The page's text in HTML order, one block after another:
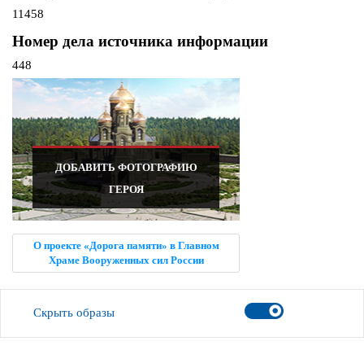
11458
Номер дела источника информации
448
ДОБАВИТЬ ФОТОГРАФИЮ
ГЕРОЯ
О проекте «Дорога памяти» в Главном
Храме Вооруженных сил России
Скрыть образы